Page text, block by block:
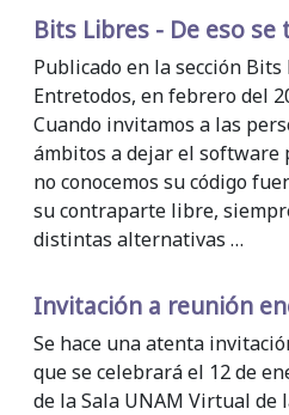
Bits Libres - De eso se
Publicado en la sección
Entretodos, en febrero del
Cuando invitamos a las
ámbitos a dejar el software
no conocemos su código
su contraparte libre,
distintas alternativas …
Invitación a reunión
Se hace una atenta
que se celebrará el 12 de
de la Sala UNAM Virtual de